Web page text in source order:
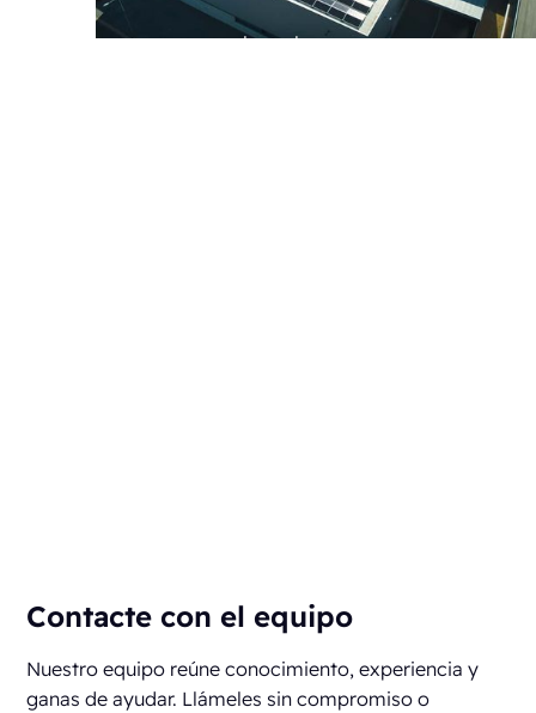
paneles solares
Contacte con el equipo
Nuestro equipo reúne conocimiento, experiencia y
ganas de ayudar. Llámeles sin compromiso o